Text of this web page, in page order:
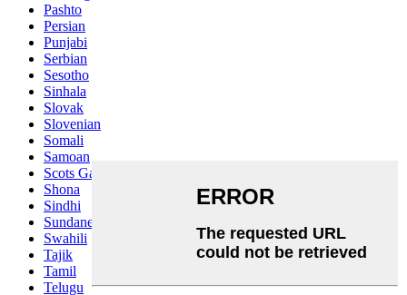
Pashto
Persian
Punjabi
Serbian
Sesotho
Sinhala
Slovak
Slovenian
Somali
Samoan
Scots Gaelic
Shona
Sindhi
Sundanese
Swahili
Tajik
Tamil
Telugu